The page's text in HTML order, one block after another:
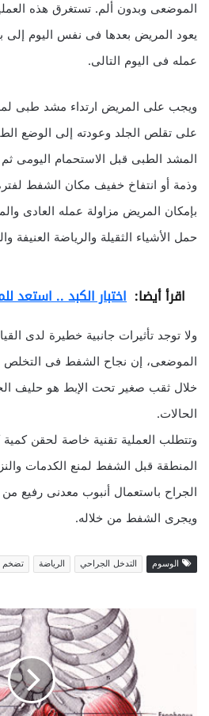
الموضعى وبدون ألم. تستغرق هذه
يعود المريض بعدها فى نفس اليوم إلى
عمله فى اليوم التالى.
ويجب على المريض ارتداء مشد طبى
على تقلص الجلد وعودته إلى الوضع
المشد الطبى قبل الاستحمام اليومى ثم
وذمة أو انتفاخ خفيف مكان الشفط
بإمكان المريض مزاولة عمله العادى
حمل الأشياء الثقيلة والرياضة العنيفة
اقرأ أيضا: اختبار الكبد .. استعد
ولا توجد تأثيرات جانبية خطيرة لدى
الموضعى، إن نجاح الشفط فى
الحالات.
وتتطلب العملية تقنية خاصة لحقن
المنطقة قبل الشفط لمنع الكدمات
الجراح باستعمال أنبوب معدنى رفيع
ويجرى الشفط من خلاله.
الوسوم التدخل الجراحي الرياضة تضخم